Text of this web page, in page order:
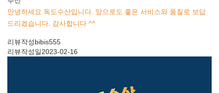
안녕하세요 독도수산입니다. 앞으로도 좋은 서비스와 품질로 보답
드리겠습니다. 감사합니다 ^^
리뷰작성bibis555
리뷰작성일2023-02-16